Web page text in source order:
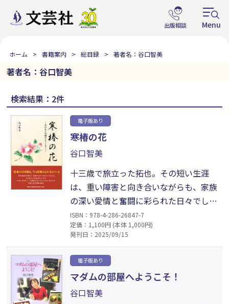
ホーム 書籍案内 総目録 著者名：谷口智美
著者名：谷口智美
検索結果：2件
電子版あり
寒椿の花
谷口智美
十三歳で旅立った拓也。その短い生涯
は、重い障害と向き合いながらも、家族
の深い愛情と奮闘に彩られた日々でし
た。母が綴った詳細な保育記録をもと
に、父と姉が心の声を重ねて編んだ一
冊。医療も福祉も十分でなかった時代、
希望を捨てずに歩んだ家族の姿は、命の
尊さと支え合うことの意味を静かに問い
かけます。真冬に咲いた寒椿のように、
静かに、そして強く生きた少年と家族の
ISBN：978-4-286-26847-7
定価：1,100円 (本体 1,000円)
発刊日：2025/09/15
電子版あり
マダムの部屋へようこそ！
谷口智美